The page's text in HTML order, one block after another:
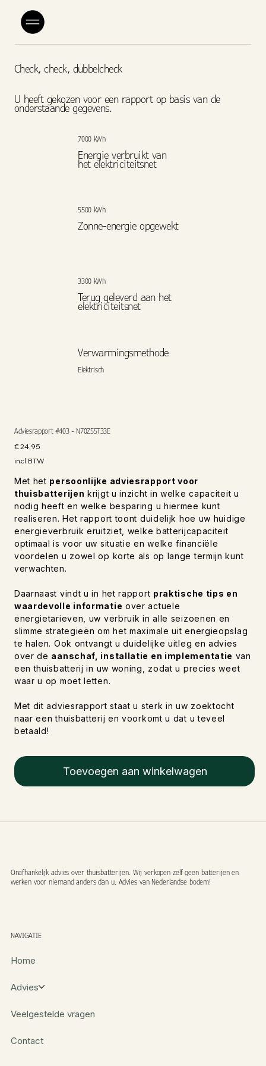
Check, check, dubbelcheck
U heeft gekozen voor een rapport op basis van de
onderstaande gegevens.
7000 kWh
Energie verbruikt van
het elektriciteitsnet
5500 kWh
Zonne-energie opgewekt
3300 kWh
Terug geleverd aan het
elektriciteitsnet
Elektrisch
Verwarmingsmethode
Adviesrapport #403 - N70Z55T33E
Prijs
€ 24,95
incl.BTW
Met het persoonlijke adviesrapport voor
thuisbatterijen krijgt u inzicht in welke capaciteit u
nodig heeft en welke besparing u hiermee kunt
realiseren. Het rapport toont duidelijk hoe uw huidige
energieverbruik eruitziet, welke batterijcapaciteit
optimaal is voor uw situatie en welke financiële
voordelen u zowel op korte als op lange termijn kunt
verwachten.
Daarnaast vindt u in het rapport praktische tips en
waardevolle informatie over actuele
energietarieven, uw verbruik in alle seizoenen en
slimme strategieën om het maximale uit energieopslag
te halen. Ook ontvangt u duidelijke uitleg en advies
over de aanschaf, installatie en implementatie van
een thuisbatterij in uw woning, zodat u precies weet
waar u op moet letten.
Met dit adviesrapport staat u sterk in uw zoektocht
naar een thuisbatterij en voorkomt u dat u teveel
betaald!
Toevoegen aan winkelwagen
NAVIGATIE
Onafhankelijk advies over thuisbatterijen. Wij verkopen zelf geen batterijen en
werken voor niemand anders dan u. Advies van Nederlandse bodem!
Home
Advies
Veelgestelde vragen
Contact